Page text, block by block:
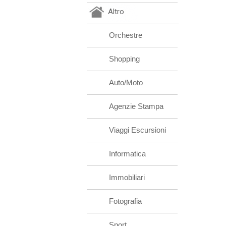
Altro
Orchestre
Shopping
Auto/Moto
Agenzie Stampa
Viaggi Escursioni
Informatica
Immobiliari
Fotografia